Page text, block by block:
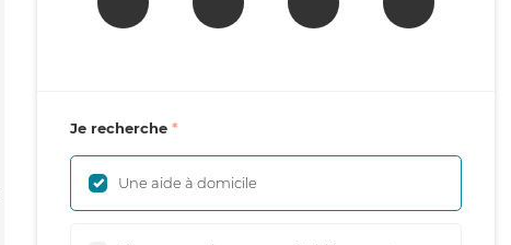
Je recherche
Une aide à domicile